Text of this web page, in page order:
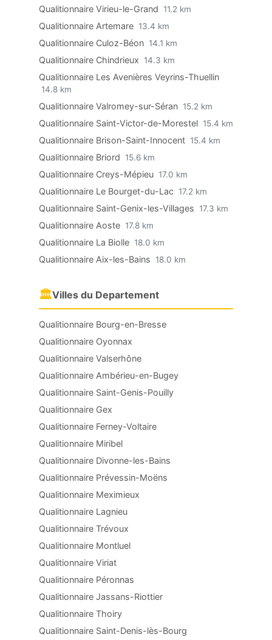
Qualitionnaire Virieu-le-Grand 11.2 km
Qualitionnaire Artemare 13.4 km
Qualitionnaire Culoz-Béon 14.1 km
Qualitionnaire Chindrieux 14.3 km
Qualitionnaire Les Avenières Veyrins-Thuellin
14.8 km
Qualitionnaire Valromey-sur-Séran 15.2 km
Qualitionnaire Saint-Victor-de-Morestel 15.4 km
Qualitionnaire Brison-Saint-Innocent 15.4 km
Qualitionnaire Briord 15.6 km
Qualitionnaire Creys-Mépieu 17.0 km
Qualitionnaire Le Bourget-du-Lac 17.2 km
Qualitionnaire Saint-Genix-les-Villages 17.3 km
Qualitionnaire Aoste 17.8 km
Qualitionnaire La Biolle 18.0 km
Qualitionnaire Aix-les-Bains 18.0 km
🏛Villes du Departement
Qualitionnaire Bourg-en-Bresse
Qualitionnaire Oyonnax
Qualitionnaire Valserhône
Qualitionnaire Ambérieu-en-Bugey
Qualitionnaire Saint-Genis-Pouilly
Qualitionnaire Gex
Qualitionnaire Ferney-Voltaire
Qualitionnaire Miribel
Qualitionnaire Divonne-les-Bains
Qualitionnaire Prévessin-Moëns
Qualitionnaire Meximieux
Qualitionnaire Lagnieu
Qualitionnaire Trévoux
Qualitionnaire Montluel
Qualitionnaire Viriat
Qualitionnaire Péronnas
Qualitionnaire Jassans-Riottier
Qualitionnaire Thoiry
Qualitionnaire Saint-Denis-lès-Bourg